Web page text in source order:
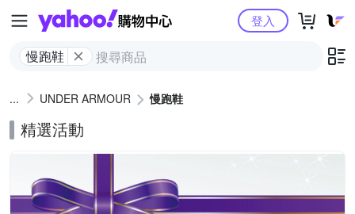
Yahoo購物中心
慢跑鞋
登入
UNDER ARMOUR 慢跑鞋
精選活動